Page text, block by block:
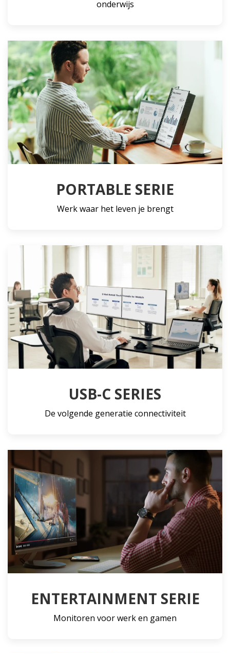
onderwijs
PORTABLE SERIE
Werk waar het leven je brengt
USB-C SERIES
De volgende generatie connectiviteit
ENTERTAINMENT SERIE
Monitoren voor werk en gamen